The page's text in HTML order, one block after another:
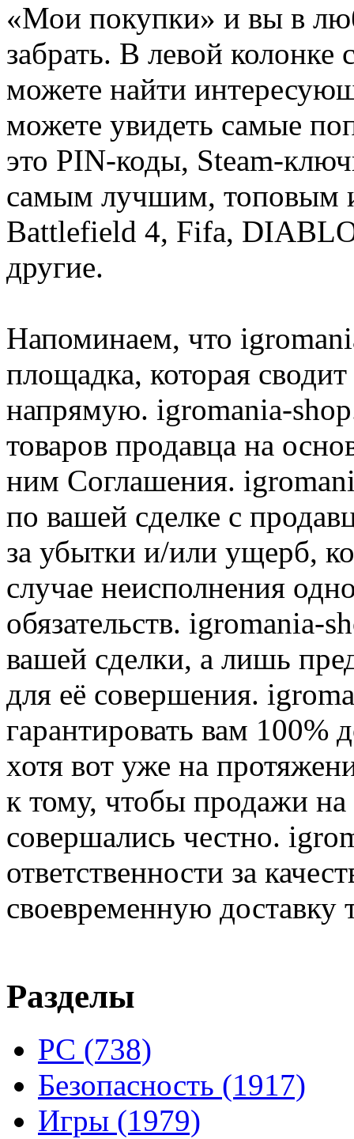
«Мои покупки» и вы в
забрать. В левой
можете найти
можете увидеть самые
это PIN-коды, Steam-
самым лучшим, топовым
Battlefield 4, Fifa,
другие.
Напоминаем, что
площадка, которая
напрямую. igromania-
товаров продавца на
ним Соглашения.
по вашей сделке с
за убытки и/или ущерб,
случае неисполнения
обязательств. igromania-
вашей сделки, а лишь
для её совершения.
гарантировать вам 100%
хотя вот уже на
к тому, чтобы продажи
совершались честно.
ответственности за
своевременную доставку
Разделы
PC (738)
Безопасность (1917)
Игры (1979)